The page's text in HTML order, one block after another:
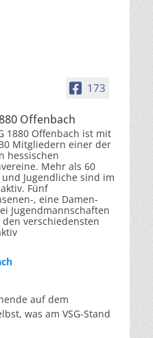
173
Offenbach
1880 Offenbach ist mit
Mitgliedern einer der
hessischen
Mehr als 60
Jugendliche sind im
Fünf
, eine Damen-
Jugendmannschaften
verschiedensten
auf dem
was am VSG-Stand